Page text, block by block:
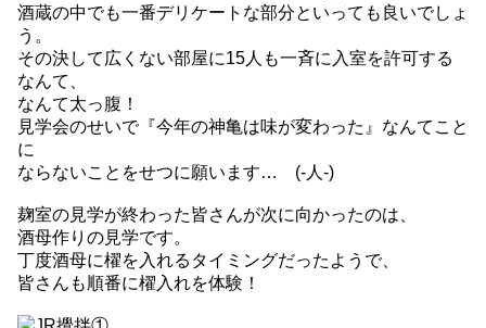
酒蔵の中でも一番デリケートな部分といっても良いでしょ
う。
その決して広くない部屋に15人も一斉に入室を許可する
なんて、
なんて太っ腹！
見学会のせいで『今年の神亀は味が変わった』なんてこと
に
ならないことをせつに願います… (-人-)
麹室の見学が終わった皆さんが次に向かったのは、
酒母作りの見学です。
丁度酒母に櫂を入れるタイミングだったようで、
皆さんも順番に櫂入れを体験！